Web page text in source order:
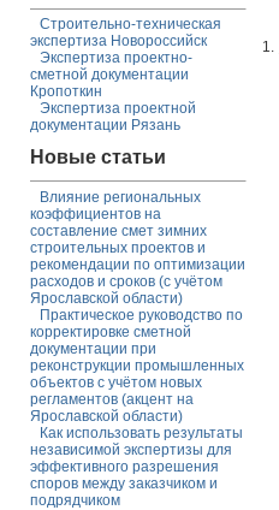
Строительно-техническая
экспертиза Новороссийск
Экспертиза проектно-
сметной документации
Кропоткин
Экспертиза проектной
документации Рязань
Новые статьи
Влияние региональных
коэффициентов на
составление смет зимних
строительных проектов и
рекомендации по оптимизации
расходов и сроков (с учётом
Ярославской области)
Практическое руководство по
корректировке сметной
документации при
реконструкции промышленных
объектов с учётом новых
регламентов (акцент на
Ярославской области)
Как использовать результаты
независимой экспертизы для
эффективного разрешения
споров между заказчиком и
подрядчиком
1.